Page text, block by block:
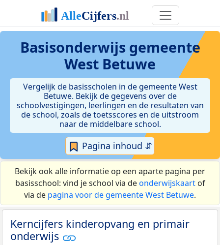
Basisonderwijs gemeente
West Betuwe
Vergelijk de basisscholen in de gemeente West
Betuwe. Bekijk de gegevens over de
schoolvestigingen, leerlingen en de resultaten van
de school, zoals de toetsscores en de uitstroom
naar de middelbare school.
Pagina inhoud ⇵
Bekijk ook alle informatie op een aparte pagina per
basisschool: vind je school via deonderwijskaartof
via de pagina voor de gemeente West Betuwe.
Kerncijfers kinderopvang en primair
onderwijs